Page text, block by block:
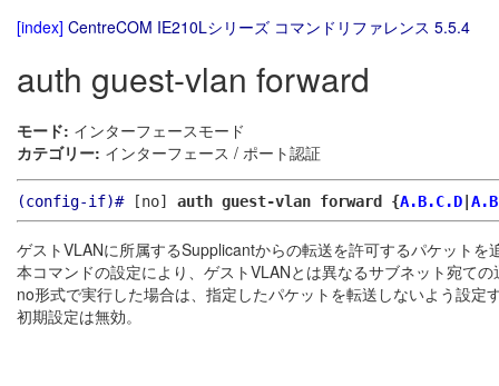
[index] CentreCOM IE210Lシリーズ コマンドリファレンス 5.5.4
auth guest-vlan forward
モード: インターフェースモード
カテゴリー: インターフェース / ポート認証
(config-if)#[no] auth guest-vlan forward {A.B.C.D
ゲストVLANに所属するSupplicantからの転送を許可するパケットを
本コマンドの設定により、ゲストVLANとは異なるサブネット宛て
no形式で実行した場合は、指定したパケットを転送しないよう設定
初期設定は無効。